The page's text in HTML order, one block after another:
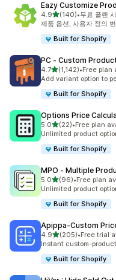
Eazy Customize
4.9별 5개 중
(140)
총 리뷰 140개
•무료 플랜
제품 옵션, 사용자 정의
Built for Shopify
PC ‑ Custom
4.7별 5개 중
(1,142)
총 리뷰 1142개
•Free plan
Add variant option to
Built for Shopify
Options Price
5.0별 5개 중
(22)
총 리뷰 22개
•Free plan
Unlimited product
Built for Shopify
MPO ‑ Multiple
5.0별 5개 중
(96)
총 리뷰 96개
•Free plan
Unlimited product
Built for Shopify
Apippa‑Custom
4.9별 5개 중
(205)
총 리뷰 205개
•Free trial
Instant custom-
Built for Shopify